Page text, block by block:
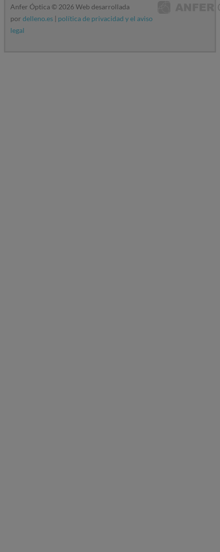
Anfer Óptica © 2026Web desarrollada
por delleno.es | política de privacidad y el aviso
legal